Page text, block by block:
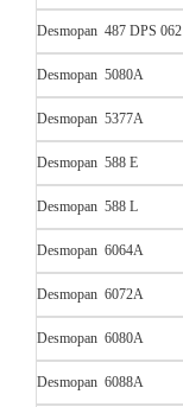
Desmopan 487 DPS 062
Desmopan 5080A
Desmopan 5377A
Desmopan 588 E
Desmopan 588 L
Desmopan 6064A
Desmopan 6072A
Desmopan 6080A
Desmopan 6088A